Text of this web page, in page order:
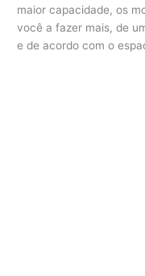
maior capacidade, os
você a fazer mais, de
e de acordo com o